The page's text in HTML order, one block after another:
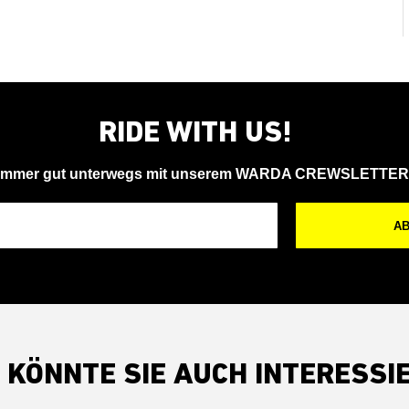
RIDE WITH US!
Immer gut unterwegs mit unserem WARDA
KÖNNTE SIE AUCH